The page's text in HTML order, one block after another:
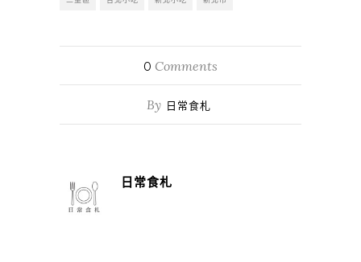
0 Comments
By 日常食札
日常食札